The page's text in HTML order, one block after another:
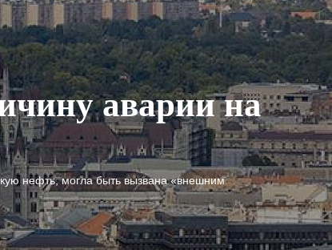
аварии на
нефть, могла быть вызвана «внешним